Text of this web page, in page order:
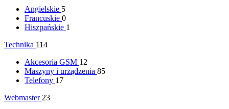
Angielskie 5
Francuskie 0
Hiszpańskie 1
Technika 114
Akcesoria GSM 12
Maszyny i urządzenia 85
Telefony 17
Webmaster 23